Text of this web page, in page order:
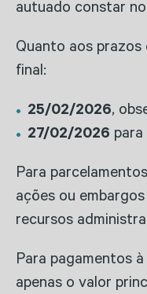
autuado constar
Quanto aos prazos
final:
25/02/2026,
27/02/2026
Para
ações ou
recursos
Para pagamentos
apenas o valor